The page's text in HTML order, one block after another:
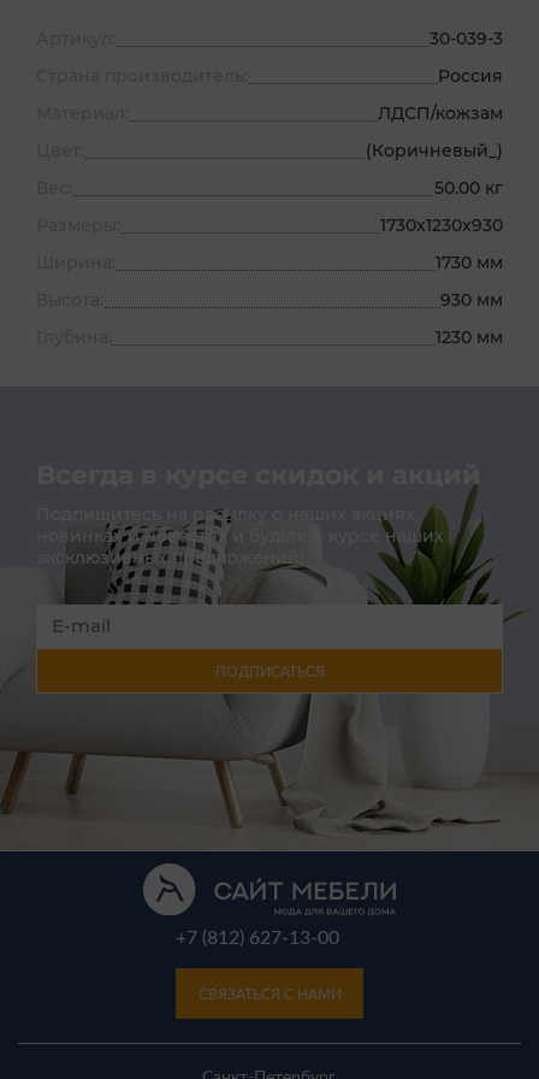
30-039-3
Россия
ЛДСП/кожзам
(Коричневый_)
50.00 кг
1730х1230х930
1730 мм
930 мм
1230 мм
Всегда в курсе скидок и акций
Подпишитесь на расылку о наших акциях,
новинках и новостях и будьте в курсе наших
эксклюзивных предложений!
ПОДПИСАТЬСЯ
+7 (812) 627-13-00
СВЯЗАТЬСЯ С НАМИ